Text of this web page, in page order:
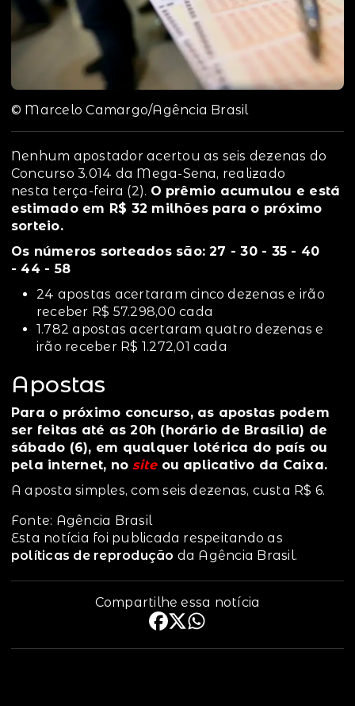
© Marcelo Camargo/Agência Brasil
Nenhum apostador acertou as seis dezenas do
Concurso 3.014 da Mega-Sena, realizado
nesta terça-feira (2). O prêmio acumulou e está
estimado em R$ 32 milhões para o próximo
sorteio.
Os números sorteados são: 27 - 30 - 35 - 40
- 44 - 58
24 apostas acertaram cinco dezenas e irão
receber R$ 57.298,00 cada
1.782 apostas acertaram quatro dezenas e
irão receber R$ 1.272,01 cada
Apostas
Para o próximo concurso, as apostas podem
ser feitas até as 20h (horário de Brasília) de
sábado (6), em qualquer lotérica do país ou
pela internet, no siteou aplicativo da Caixa.
A aposta simples, com seis dezenas, custa R$ 6.
Fonte: Agência Brasil
Esta notícia foi publicada respeitando as
políticas de reprodução da Agência Brasil.
Compartilhe essa notícia